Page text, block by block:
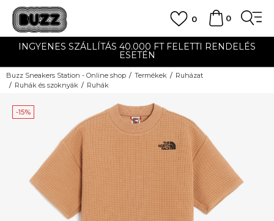
0
0
INGYENES SZÁLLÍTÁS 40.000 FT FELETTI RENDELÉS
ESETÉN
Buzz Sneakers Station - Online shop Termékek
Ruházat
Ruhák és szoknyák
Ruhák
-15%